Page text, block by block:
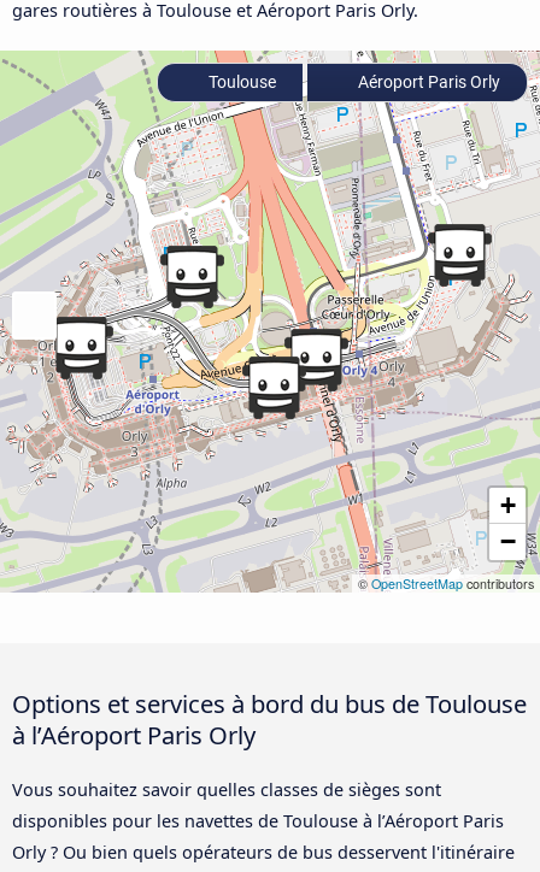
gares routières à Toulouse et Aéroport Paris Orly.
+
−
© OpenStreetMap contributors
Toulouse Aéroport Paris Orly
Options et services à bord du bus de Toulouse
à l’Aéroport Paris Orly
Vous souhaitez savoir quelles classes de sièges sont
disponibles pour les navettes de Toulouse à l’Aéroport Paris
Orly ? Ou bien quels opérateurs de bus desservent l'itinéraire